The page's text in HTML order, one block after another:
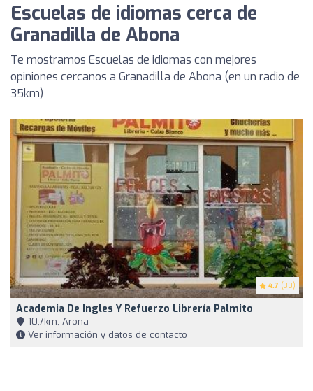
Escuelas de idiomas cerca de
Granadilla de Abona
Te mostramos Escuelas de idiomas con mejores
opiniones cercanos a Granadilla de Abona (en un radio de
35km)
4.7 (30)
Academia De Ingles Y Refuerzo Librería Palmito
10,7km, Arona
Ver información y datos de contacto